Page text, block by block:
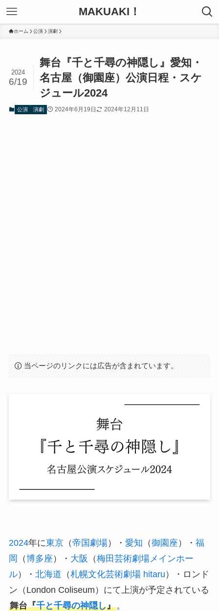
MAKUAKI！
ホーム 公演 演劇
舞台『千と千尋の神隠し』愛知・
名古屋（御園座）公演日程・スケ
ジュール2024
2024
6/19
公演 演劇 2024年6月19日 2024年12月11日
当ページのリンクには広告が含まれています。
2024年に東京（帝国劇場）・ 愛知 （御園座 ）・ 福
岡
（博多座 ）・ 大阪 （梅田芸術劇場メインホー
ル）・ 北海道 （札幌文化芸術劇場 hitaru ）・ロンド
ン（London Coliseum）にて上演が予定されている
舞台『千と千尋の神隠し』。